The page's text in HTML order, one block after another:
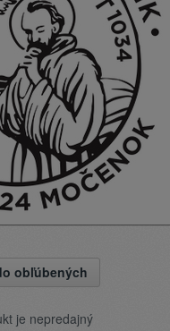
obľúbených
je nepredajný